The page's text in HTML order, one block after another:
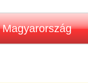
Magyarország